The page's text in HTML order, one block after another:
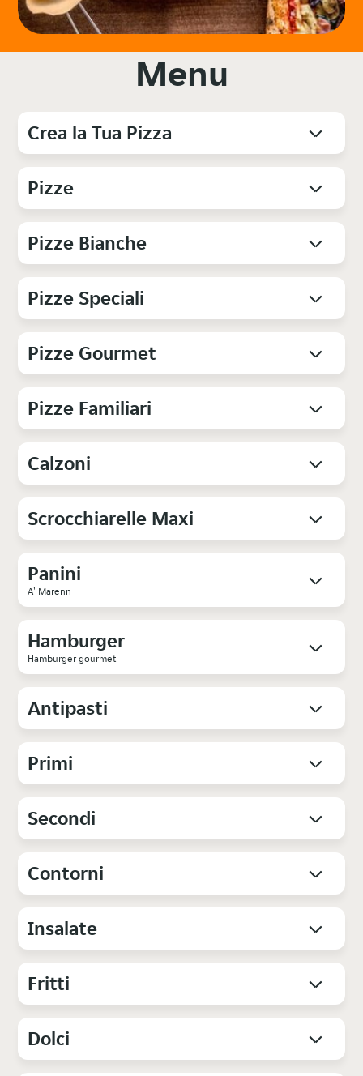
Menu
Crea la Tua Pizza
Pizze
Pizze Bianche
Pizze Speciali
Pizze Gourmet
Pizze Familiari
Calzoni
Scrocchiarelle Maxi
Panini
A' Marenn
Hamburger
Hamburger gourmet
Antipasti
Primi
Secondi
Contorni
Insalate
Fritti
Dolci